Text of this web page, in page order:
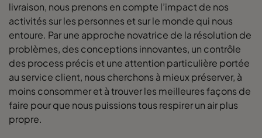
livraison, nous prenons en compte l’impact de nos
activités sur les personnes et sur le monde qui nous
entoure. Par une approche novatrice de la résolution de
problèmes, des conceptions innovantes, un contrôle
des process précis et une attention particulière portée
au service client, nous cherchons à mieux préserver, à
moins consommer et à trouver les meilleures façons de
faire pour que nous puissions tous respirer un air plus
propre.